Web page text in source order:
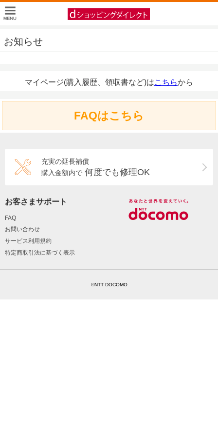
お知らせ
マイページ(購入履歴、領収書など)はこちらから
FAQはこちら
充実の延長補償
購入金額内で 何度でも修理OK
お客さまサポート
FAQ
お問い合わせ
サービス利用規約
特定商取引法に基づく表示
©NTT DOCOMO